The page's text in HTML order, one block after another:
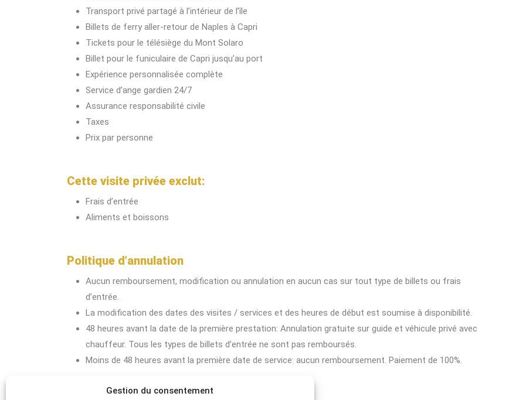
Gestion du consentement
Transport privé partagé à l’intérieur de l’île
Billets de ferry aller-retour de Naples à Capri
Tickets pour le télésiège du Mont Solaro
Billet pour le funiculaire de Capri jusqu’au port
Expérience personnalisée complète
Service d’ange gardien 24/7
Assurance responsabilité civile
Taxes
Prix par personne
Cette visite privée exclut:
Frais d’entrée
Aliments et boissons
Politique d’annulation
Aucun remboursement, modification ou annulation en aucun cas sur tout type de billets ou frais
d’entrée.
La modification des dates des visites / services et des heures de début est soumise à disponibilité.
48 heures avant la date de la première prestation: Annulation gratuite sur guide et véhicule privé avec
chauffeur. Tous les types de billets d’entrée ne sont pas remboursés.
Moins de 48 heures avant la première date de service: aucun remboursement. Paiement de 100%.